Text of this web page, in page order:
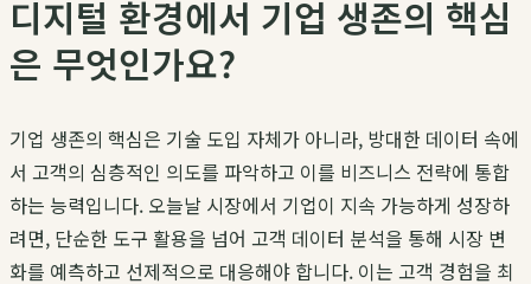
디지털 환경에서 기업 생존의 핵심
은 무엇인가요?
기업 생존의 핵심은 기술 도입 자체가 아니라, 방대한 데이터 속에
서 고객의 심층적인 의도를 파악하고 이를 비즈니스 전략에 통합
하는 능력입니다. 오늘날 시장에서 기업이 지속 가능하게 성장하
려면, 단순한 도구 활용을 넘어 고객 데이터 분석을 통해 시장 변
화를 예측하고 선제적으로 대응해야 합니다. 이는 고객 경험을 최